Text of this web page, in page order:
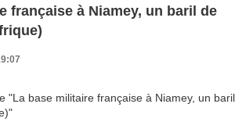
française à Niamey, un baril de